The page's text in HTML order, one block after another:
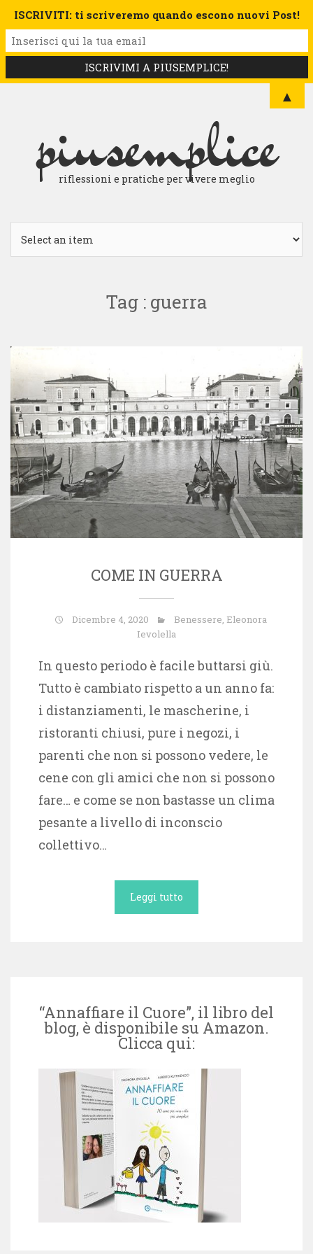
piusemplice
riflessioni e pratiche per vivere meglio
Tag : guerra
COME IN GUERRA
Dicembre 4, 2020 Benessere, Eleonora
Ievolella
In questo periodo è facile buttarsi giù.
Tutto è cambiato rispetto a un anno fa:
i distanziamenti, le mascherine, i
ristoranti chiusi, pure i negozi, i
parenti che non si possono vedere, le
cene con gli amici che non si possono
fare… e come se non bastasse un clima
pesante a livello di inconscio
collettivo…
Leggi tutto
“Annaffiare il Cuore”, il libro del
blog, è disponibile su Amazon.
Clicca qui:
ISCRIVITI: ti scriveremo quando escono nuovi Post!
▲